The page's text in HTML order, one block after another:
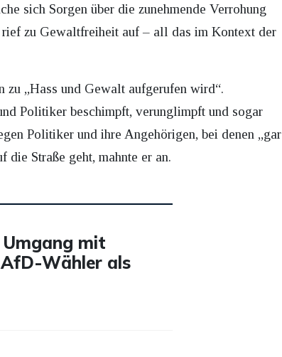
sich Sorgen über die zunehmende Verrohung
zu Gewaltfreiheit auf – all das im Kontext der
zu „Hass und Gewalt aufgerufen wird“.
Politiker beschimpft, verunglimpft und sogar
Politiker und ihre Angehörigen, bei denen „gar
Straße geht, mahnte er an.
mit
Wähler als